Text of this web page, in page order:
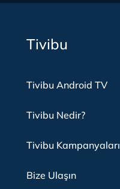
Tivibu
Tivibu Android TV
Tivibu Nedir?
Tivibu Kampanyaları
Bize Ulaşın